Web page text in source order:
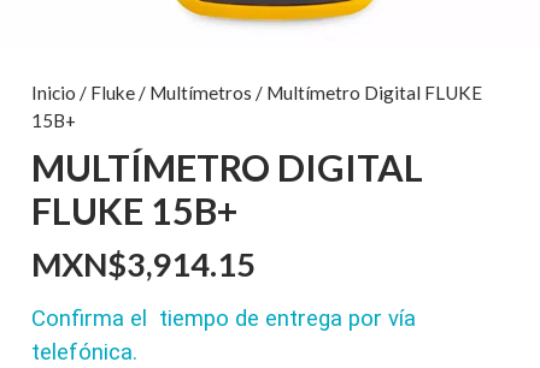
Inicio / Fluke/ Multímetros / Multímetro Digital FLUKE
15B+
MULTÍMETRO DIGITAL
FLUKE 15B+
MXN$3,914.15
Confirma el tiempo de entrega por vía
telefónica.